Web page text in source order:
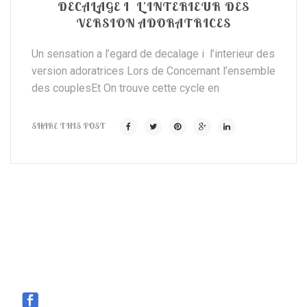
DECALAGE I L’INTERIEUR DES
VERSION ADORATRICES
Un sensation a l’egard de decalage i l’interieur des
version adoratrices Lors de Concernant l’ensemble
des couplesEt On trouve cette cycle en
SHARE THIS POST